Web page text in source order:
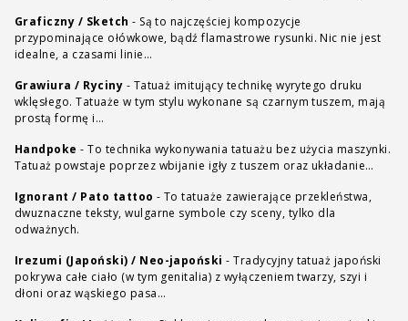
Graficzny / Sketch - Są to najczęściej kompozycje
przypominające ołówkowe, bądź flamastrowe rysunki. Nic nie jest
idealne, a czasami linie…
Grawiura / Ryciny - Tatuaż imitujący technikę wyrytego druku
wklęsłego. Tatuaże w tym stylu wykonane są czarnym tuszem, mają
prostą formę i…
Handpoke - To technika wykonywania tatuażu bez użycia maszynki.
Tatuaż powstaje poprzez wbijanie igły z tuszem oraz układanie…
Ignorant / Pato tattoo - To tatuaże zawierające przekleństwa,
dwuznaczne teksty, wulgarne symbole czy sceny, tylko dla
odważnych.
Irezumi (Japoński) / Neo-japoński - Tradycyjny tatuaż japoński
pokrywa całe ciało (w tym genitalia) z wyłączeniem twarzy, szyi i
dłoni oraz wąskiego pasa…